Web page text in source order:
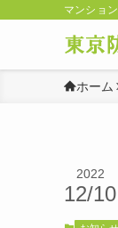
マンショ
ホーム
2022
12/10